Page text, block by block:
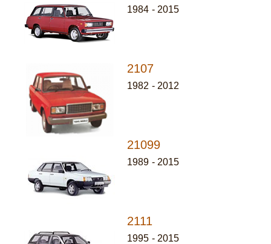
1984 - 2015
2107
1982 - 2012
21099
1989 - 2015
2111
1995 - 2015